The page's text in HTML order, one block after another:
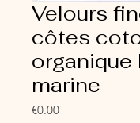
Velours
côtes
organique
marine
€0.00Price